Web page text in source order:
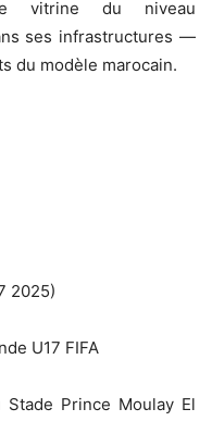
vitrine du niveau
ses infrastructures —
du modèle marocain.
2025)
U17 FIFA
Prince Moulay El